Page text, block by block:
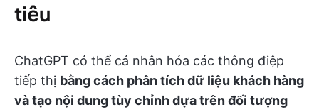
tiêu
ChatGPT có thể cá nhân hóa các thông điệp
tiếp thị bằng cách phân tích dữ liệu khách hàng
và tạo nội dung tùy chỉnh dựa trên đối tượng